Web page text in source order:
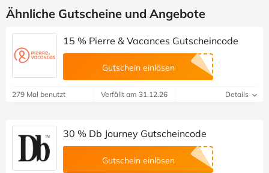
Ähnliche Gutscheine und Angebote
15 % Pierre & Vacances Gutscheincode
Gutschein einlösen
279 Mal benutzt Verfällt am 31.12.26 Details
30 % Db Journey Gutscheincode
Gutschein einlösen